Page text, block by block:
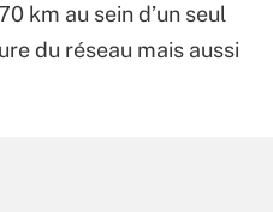
km au sein d’un seul
du réseau mais aussi